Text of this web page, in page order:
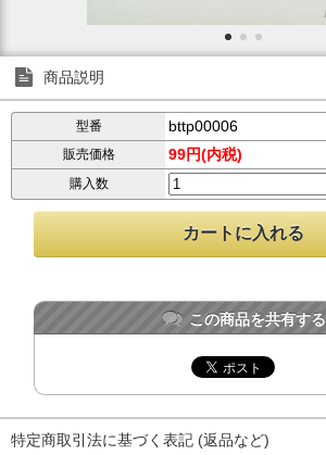
商品説明
型番 bttp00006
販売価格 99円(内税)
購入数
この商品を共有する
特定商取引法に基づく表記 (返品など)